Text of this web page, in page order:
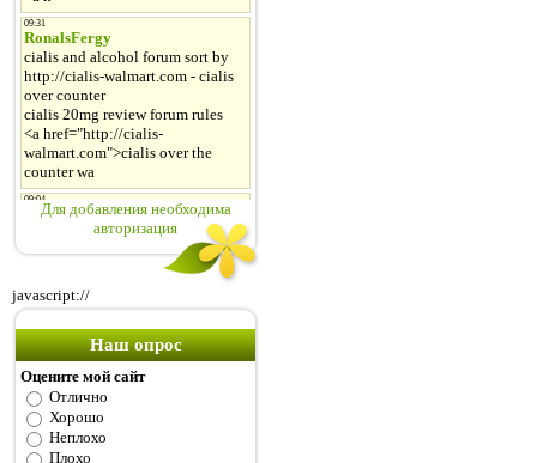
Для добавления необходима
авторизация
javascript://
Наш опрос
Оцените мой сайт
Отлично
Хорошо
Неплохо
Плохо